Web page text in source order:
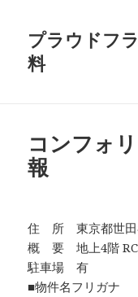
プラウドフ
料
コンフォ
報
住 所 東京都世田
概 要 地上4階
駐車場 有
■物件名フリガナ